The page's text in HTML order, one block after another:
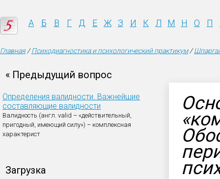
А Б В Г Д Е Ж З И К Л М Н О П
Главная/Психодиагностика и психологический практикум/
« Предыдущий вопрос
Определения валидности. Важнейшие
составляющие валидности
Валидность (англ. valid – «действительный,
пригодный, имеющий силу») – комплексная
характерист
Загрузка